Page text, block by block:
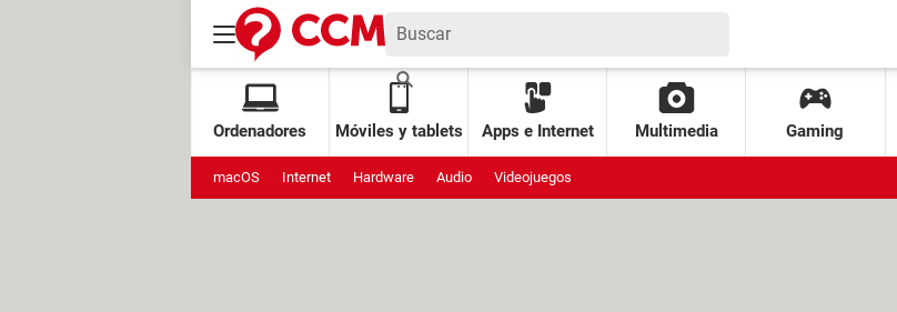
Ordenadores Móviles y tablets Apps e Internet Multimedia Gaming
macOS Internet Hardware Audio Videojuegos